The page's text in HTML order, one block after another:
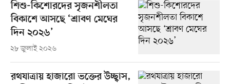
শিশু-কিশোরদের সৃজনশীলতা
বিকাশে আসছে ‘শ্রাবণ মেঘের
দিন ২০২৬’
২৮ জুলাই ২০২৬
রথযাত্রায় হাজারো ভক্তের উচ্ছ্বাস,